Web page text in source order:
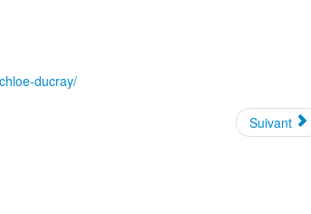
ducray/
Suivant